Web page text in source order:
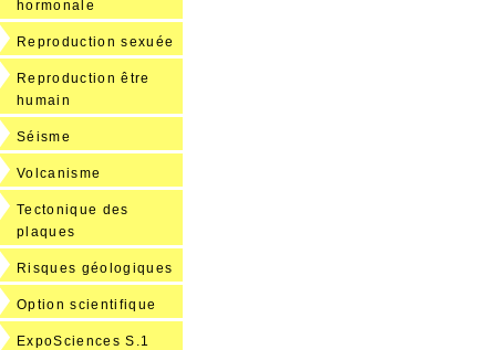
hormonale
Reproduction sexuée
Reproduction être
humain
Séisme
Volcanisme
Tectonique des
plaques
Risques géologiques
Option scientifique
ExpoSciences S.1